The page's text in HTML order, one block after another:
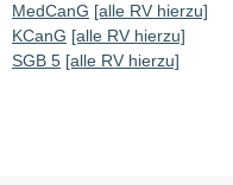
MedCanG [alle RV hierzu]
KCanG [alle RV hierzu]
SGB 5 [alle RV hierzu]